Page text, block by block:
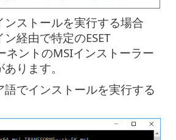
ンストールを実行する場合
経由で特定のESET
ネントのMSIインストーラー
ります。
語でインストールを実行する